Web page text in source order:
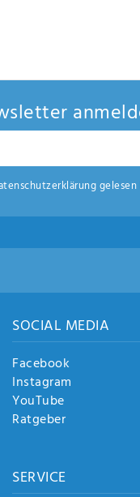
SOCIAL MEDIA
Facebook
Instagram
YouTube
Ratgeber
SERVICE